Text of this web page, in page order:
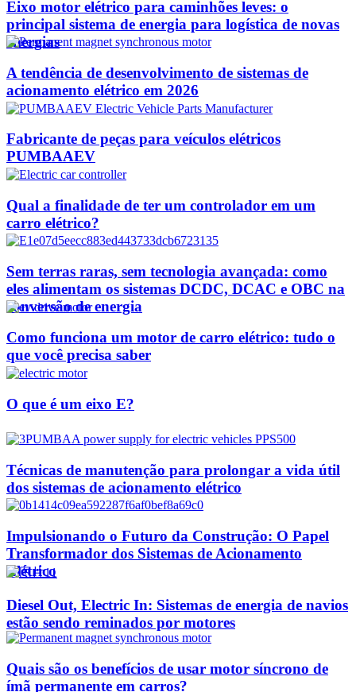
Eixo motor elétrico para caminhões leves: o
principal sistema de energia para logística de novas
energias
A tendência de desenvolvimento de sistemas de
acionamento elétrico em 2026
Fabricante de peças para veículos elétricos
PUMBAAEV
Qual a finalidade de ter um controlador em um
carro elétrico?
Sem terras raras, sem tecnologia avançada: como
eles alimentam os sistemas DCDC, DCAC e OBC na
conversão de energia
Como funciona um motor de carro elétrico: tudo o
que você precisa saber
O que é um eixo E?
Técnicas de manutenção para prolongar a vida útil
dos sistemas de acionamento elétrico
Impulsionando o Futuro da Construção: O Papel
Transformador dos Sistemas de Acionamento
Elétrico
Diesel Out, Electric In: Sistemas de energia de navios
estão sendo reminados por motores
Quais são os benefícios de usar motor síncrono de
ímã permanente em carros?